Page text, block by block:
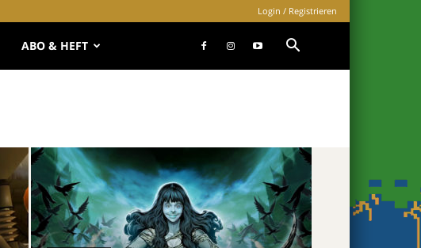
Login / Registrieren
ABO & HEFT